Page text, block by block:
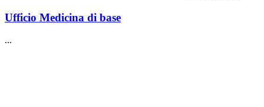
Ufficio Medicina di base
...